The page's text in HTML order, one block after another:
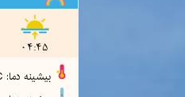
04:45